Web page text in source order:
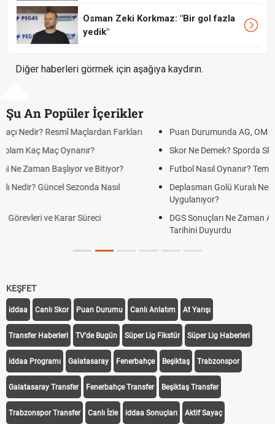
Osman Zeki Korkmaz: "Bir gol fazla
yedik"
Diğer haberleri görmek için aşağıya kaydırın.
Şu An Popüler İçerikler
Puan Durumunda AG, OM ve Diğer Kısaltmalar Ne Anlama Gelir?
Skor Ne Demek? Sporda Skor ve Sonuç Kavramları
Futbol Nasıl Oynanır? Temel Futbol Kuralları
Deplasman Golü Kuralı Nedir? Hangi Organizasyonlarda
DGS Sonuçları Ne Zaman Açıklanacak 2026? ÖSYM Sonuç
KEŞFET
iddaa Canlı Skor Puan Durumu Canlı Anlatım At Yarışı
Transfer Haberleri TV'de Bugün Süper Lig Fikstür Süper Lig Haberleri
iddaa Programı Galatasaray Fenerbahçe Beşiktaş Trabzonspor
Galatasaray Transfer Fenerbahçe Transfer Beşiktaş Transfer
Trabzonspor Transfer Canlı İzle iddaa Sonuçları Aktif Sayaç